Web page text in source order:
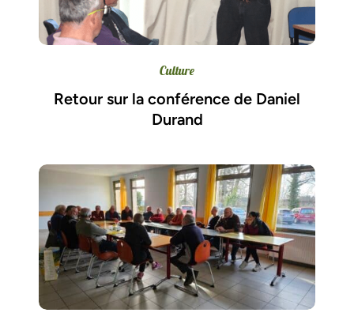
Culture
Retour sur la conférence de Daniel
Durand